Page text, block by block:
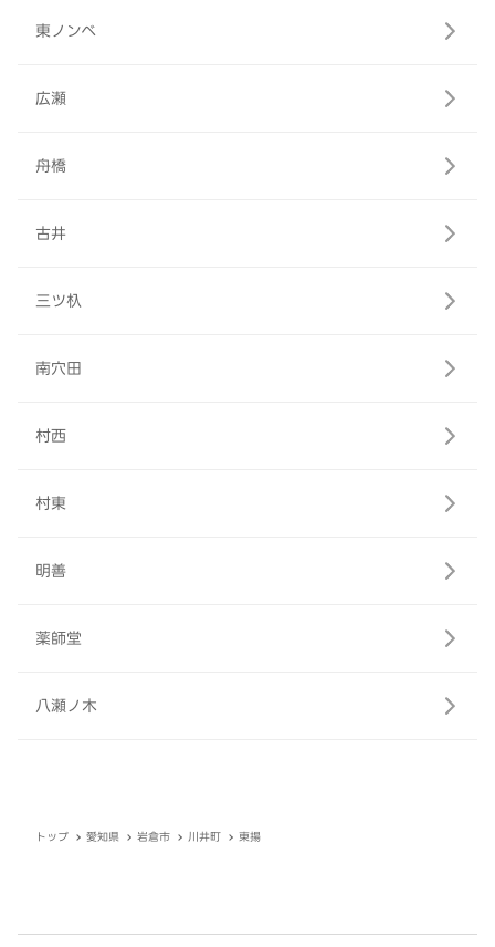
東ノンベ
広瀬
舟橋
古井
三ツ杁
南穴田
村西
村東
明善
薬師堂
八瀬ノ木
トップ 愛知県 岩倉市 川井町 東揚